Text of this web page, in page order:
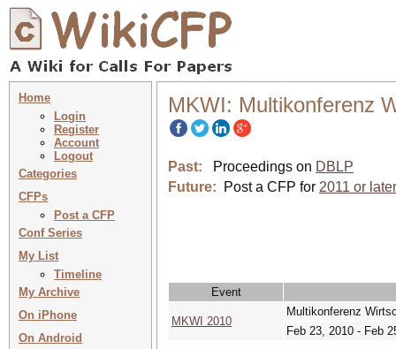
Home
Login
Register
Account
Logout
Categories
CFPs
Post a CFP
Conf Series
My List
Timeline
My Archive
On iPhone
On Android
MKWI: Multikonferenz
Past: Proceedings on DBLP
Future:
Post a CFP for 2011 or later
Event
MKWI 2010
Multikonferenz
Feb 23, 2010 - Feb